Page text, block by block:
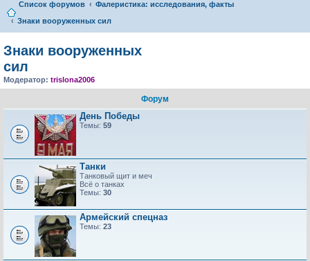
Список форумов
Фалеристика: исследования, факты
Знаки вооруженных сил
Знаки вооруженных
сил
Модератор: trislona2006
Форум
День Победы
Темы: 59
Танки
Танковый щит и меч
Всё о танках
Темы: 30
Армейский спецназ
Темы: 23